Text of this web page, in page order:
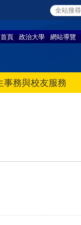
首頁 政治大學 網站導覽
事務與校友服務